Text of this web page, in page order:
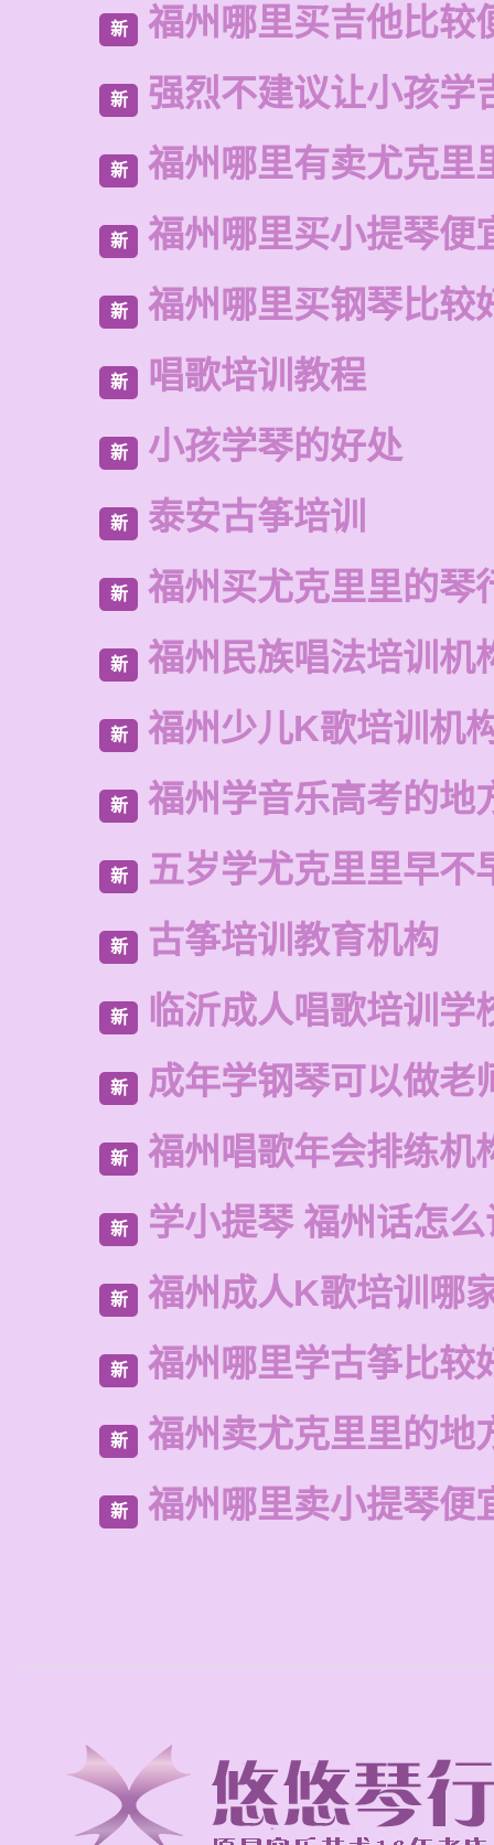
新 福州哪里买吉他比较
新 强烈不建议让小孩学
新 福州哪里有卖尤克里
新 福州哪里买小提琴便
新 福州哪里买钢琴比较
新 唱歌培训教程
新 小孩学琴的好处
新 泰安古筝培训
新 福州买尤克里里的琴
新 福州民族唱法培训机
新 福州少儿K歌培训机
新 福州学音乐高考的地
新 五岁学尤克里里早不
新 古筝培训教育机构
新 临沂成人唱歌培训学
新 成年学钢琴可以做老
新 福州唱歌年会排练机
新 学小提琴 福州话怎
新 福州成人K歌培训哪
新 福州哪里学古筝比较
新 福州卖尤克里里的地
新 福州哪里卖小提琴便